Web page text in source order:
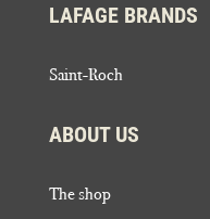
LAFAGE BRANDS
Saint-Roch
ABOUT US
The shop